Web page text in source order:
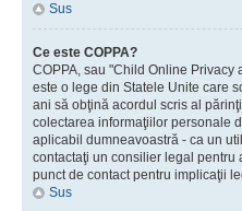
Sus
Ce este COPPA?
COPPA, sau "Child Online Privacy
este o lege din Statele Unite care
ani să obţină acordul scris al
colectarea informaţiilor personale
aplicabil dumneavoastră - ca un
contactaţi un consilier legal pentru
punct de contact pentru implicaţii
Sus